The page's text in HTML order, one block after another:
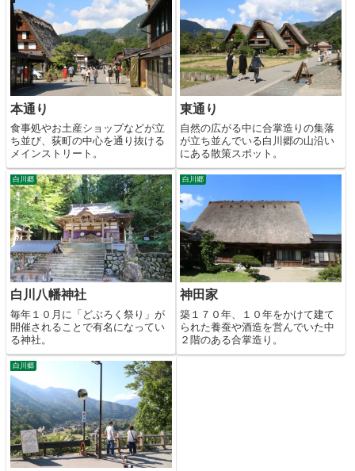
本通り
食事処やお土産ショップなどが立
ち並び、荻町の中心を通り抜ける
メインストリート。
東通り
自然の広がる中に合掌造りの集落
が立ち並んでいる白川郷の山沿い
にある散策スポット。
白川郷
白川八幡神社
毎年１０月に「どぶろく祭り」が
開催されることで有名になってい
る神社。
白川郷
神田家
築１７０年、１０年をかけて建て
られた養蚕や酒造を営んでいた中
２階のある合掌造り。
白川郷